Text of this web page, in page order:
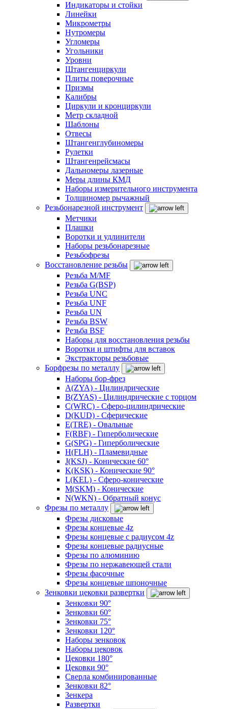
Индикаторы и стойки
Линейки
Микрометры
Нутромеры
Угломеры
Угольники
Уровни
Штангенциркули
Плиты поверочные
Призмы
Калибры
Циркули и кронциркули
Метр складной
Шаблоны
Отвесы
Штангенглубиномеры
Рулетки
Штангенрейсмасы
Дальномеры лазерные
Меры длины КМД
Наборы измерительного инструмента
Толщиномер рычажный
Резьбонарезной инструмент
Метчики
Плашки
Воротки и удлинители
Наборы резьбонарезные
Резьбофрезы
Восстановление резьбы
Резьба M/MF
Резьба G(BSP)
Резьба UNC
Резьба UNF
Резьба UN
Резьба BSW
Резьба BSF
Наборы для восстановления резьбы
Воротки и штифты для вставок
Экстракторы резьбовые
Борфрезы по металлу
Наборы бор-фрез
A(ZYA) - Цилиндрические
B(ZYAS) - Цилиндрические с торцом
C(WRC) - Сферо-цилиндрические
D(KUD) - Сферические
E(TRE) - Овальные
F(RBF) - Гиперболические
G(SPG) - Гиперболические
H(FLH) - Пламевидные
J(KSJ) - Конические 60°
K(KSK) - Конические 90°
L(KEL) - Сферо-конические
M(SKM) - Конические
N(WKN) - Обратный конус
Фрезы по металлу
Фрезы дисковые
Фрезы концевые 4z
Фрезы концевые с радиусом 4z
Фрезы концевые радиусные
Фрезы по алюминию
Фрезы по нержавеющей стали
Фрезы фасочные
Фрезы концевые шпоночные
Зенковки цековки развертки
Зенковки 90°
Зенковки 60°
Зенковки 75°
Зенковки 120°
Наборы зенковок
Наборы цековок
Цековки 180°
Цековки 90°
Сверла комбинированные
Зенковки 82°
Зенкера
Развертки